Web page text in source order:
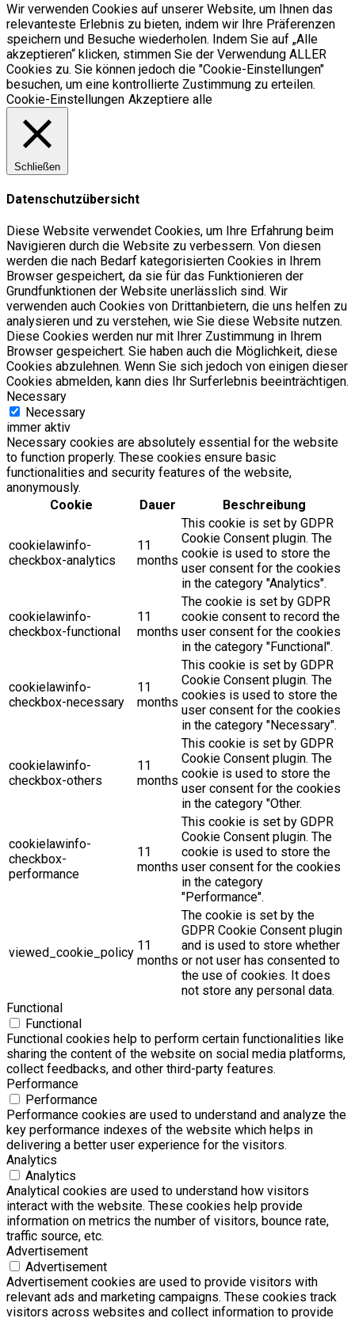
Wir verwenden Cookies auf unserer Website, um Ihnen das
relevanteste Erlebnis zu bieten, indem wir Ihre Präferenzen
speichern und Besuche wiederholen. Indem Sie auf „Alle
akzeptieren“ klicken, stimmen Sie der Verwendung ALLER
Cookies zu. Sie können jedoch die "Cookie-Einstellungen"
besuchen, um eine kontrollierte Zustimmung zu erteilen.
Cookie-Einstellungen Akzeptiere alle
Schließen
Datenschutzübersicht
Diese Website verwendet Cookies, um Ihre Erfahrung beim
Navigieren durch die Website zu verbessern. Von diesen
werden die nach Bedarf kategorisierten Cookies in Ihrem
Browser gespeichert, da sie für das Funktionieren der
Grundfunktionen der Website unerlässlich sind. Wir
verwenden auch Cookies von Drittanbietern, die uns helfen zu
analysieren und zu verstehen, wie Sie diese Website nutzen.
Diese Cookies werden nur mit Ihrer Zustimmung in Ihrem
Browser gespeichert. Sie haben auch die Möglichkeit, diese
Cookies abzulehnen. Wenn Sie sich jedoch von einigen dieser
Cookies abmelden, kann dies Ihr Surferlebnis beeinträchtigen.
Necessary
Necessary
immer aktiv
Necessary cookies are absolutely essential for the website
to function properly. These cookies ensure basic
functionalities and security features of the website,
anonymously.
Cookie
Dauer Beschreibung
cookielawinfo-
checkbox-analytics
11
months
This cookie is set by GDPR
Cookie Consent plugin. The
cookie is used to store the
user consent for the cookies
in the category "Analytics".
cookielawinfo-
checkbox-functional
11
months
The cookie is set by GDPR
cookie consent to record the
user consent for the cookies
in the category "Functional".
cookielawinfo-
checkbox-necessary
11
months
This cookie is set by GDPR
Cookie Consent plugin. The
cookies is used to store the
user consent for the cookies
in the category "Necessary".
cookielawinfo-
checkbox-others
11
months
This cookie is set by GDPR
Cookie Consent plugin. The
cookie is used to store the
user consent for the cookies
in the category "Other.
cookielawinfo-
checkbox-
performance
11
months
This cookie is set by GDPR
Cookie Consent plugin. The
cookie is used to store the
user consent for the cookies
in the category
"Performance".
viewed_cookie_policy 11
months
The cookie is set by the
GDPR Cookie Consent plugin
and is used to store whether
or not user has consented to
the use of cookies. It does
not store any personal data.
Functional
Functional
Functional cookies help to perform certain functionalities like
sharing the content of the website on social media platforms,
collect feedbacks, and other third-party features.
Performance
Performance
Performance cookies are used to understand and analyze the
key performance indexes of the website which helps in
delivering a better user experience for the visitors.
Analytics
Analytics
Analytical cookies are used to understand how visitors
interact with the website. These cookies help provide
information on metrics the number of visitors, bounce rate,
traffic source, etc.
Advertisement
Advertisement
Advertisement cookies are used to provide visitors with
relevant ads and marketing campaigns. These cookies track
visitors across websites and collect information to provide